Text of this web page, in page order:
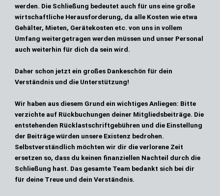
werden. Die Schließung bedeutet auch für uns eine große
wirtschaftliche Herausforderung, da alle Kosten wie etwa
Gehälter, Mieten, Gerätekosten etc. von uns in vollem
Umfang weitergetragen werden müssen und unser Personal
auch weiterhin für dich da sein wird.
Daher schon jetzt ein großes Dankeschön für dein
Verständnis und die Unterstützung!
Wir haben aus diesem Grund ein wichtiges Anliegen: Bitte
verzichte auf Rückbuchungen deiner Mitgliedsbeiträge. Die
entstehenden Rücklastschriftgebühren und die Einstellung
der Beiträge würden unsere Existenz bedrohen.
Selbstverständlich möchten wir dir die verlorene Zeit
ersetzen so, dass du keinen finanziellen Nachteil durch die
Schließung hast. Das gesamte Team bedankt sich bei dir
für deine Treue und dein Verständnis.